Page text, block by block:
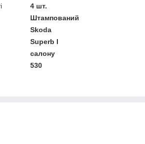
4 шт.
Штампований
Skoda
Superb I
салону
530